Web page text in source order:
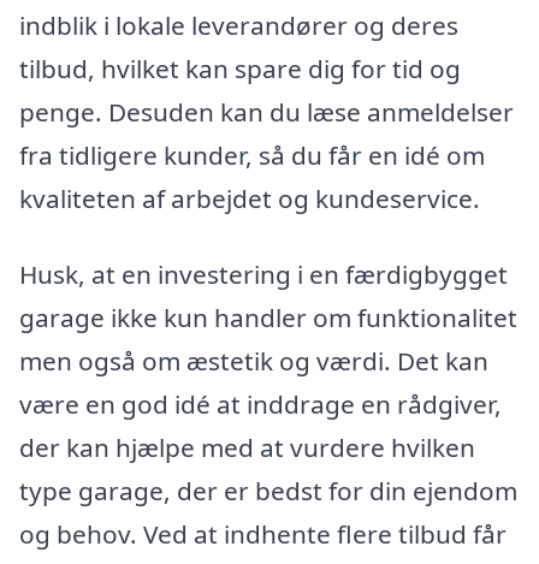
indblik i lokale leverandører og deres
tilbud, hvilket kan spare dig for tid og
penge. Desuden kan du læse anmeldelser
fra tidligere kunder, så du får en idé om
kvaliteten af arbejdet og kundeservice.
Husk, at en investering i en færdigbygget
garage ikke kun handler om funktionalitet
men også om æstetik og værdi. Det kan
være en god idé at inddrage en rådgiver,
der kan hjælpe med at vurdere hvilken
type garage, der er bedst for din ejendom
og behov. Ved at indhente flere tilbud får